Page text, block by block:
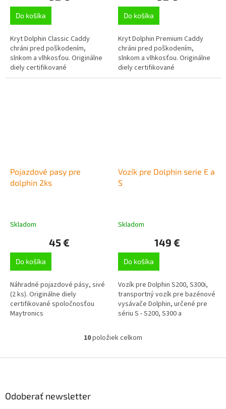
Do košíka
Kryt Dolphin Classic Caddy
chráni pred poškodením,
slnkom a vlhkosťou. Originálne
diely certifikované
spoločnosťou Maytronics;
Do košíka
Kryt Dolphin Premium Caddy
chráni pred poškodením,
slnkom a vlhkosťou. Originálne
diely certifikované
spoločnosťou Maytronics;
Pojazdové pasy pre
dolphin 2ks
Skladom
45 €
Do košíka
Náhradné pojazdové pásy, sivé
(2 ks). Originálne diely
certifikované spoločnosťou
Maytronics
Vozík pre Dolphin serie E a
S
Skladom
149 €
Do košíka
Vozík pre Dolphin S200, S300i,
transportný vozík pre bazénové
vysávače Dolphin, určené pre
sériu S - S200, S300 a
a E20
O
l
10položiek celkom
Odoberať newsletter